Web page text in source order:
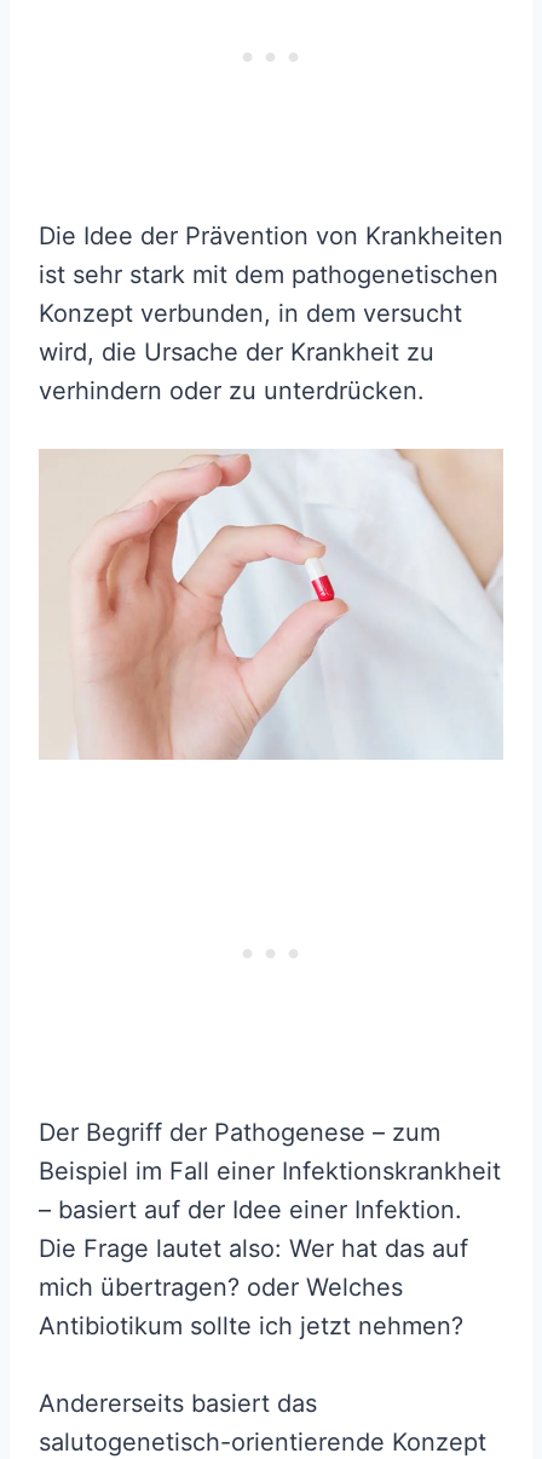
Die Idee der Prävention von Krankheiten
ist sehr stark mit dem pathogenetischen
Konzept verbunden, in dem versucht
wird, die Ursache der Krankheit zu
verhindern oder zu unterdrücken.
Der Begriff der Pathogenese – zum
Beispiel im Fall einer Infektionskrankheit
– basiert auf der Idee einer Infektion.
Die Frage lautet also: Wer hat das auf
mich übertragen? oder Welches
Antibiotikum sollte ich jetzt nehmen?
Andererseits basiert das
salutogenetisch-orientierende Konzept